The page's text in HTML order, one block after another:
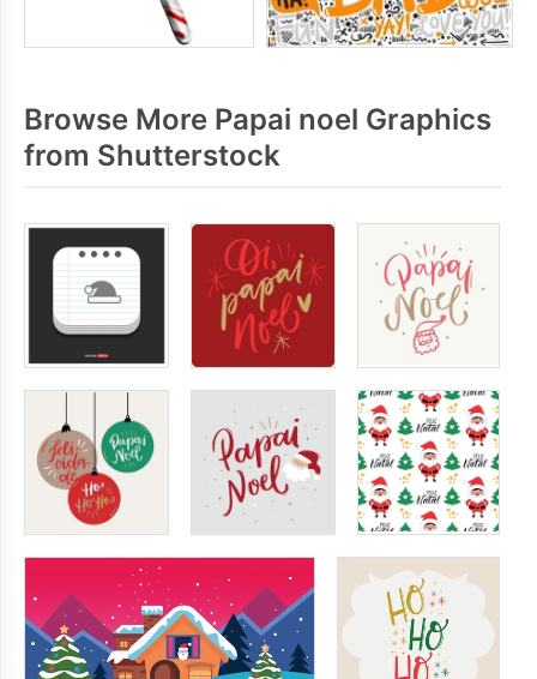
Browse More Papai noel Graphics
from Shutterstock